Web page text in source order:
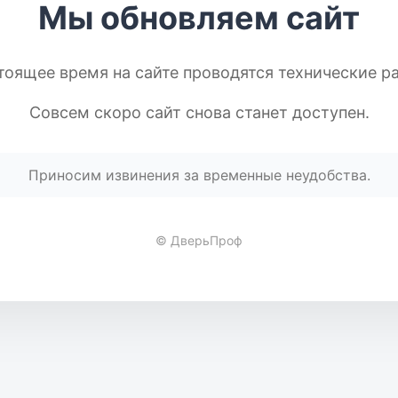
Мы обновляем сайт
время на сайте проводятся технические
Совсем скоро сайт снова станет доступен.
Приносим извинения за временные неудобства.
© ДверьПроф